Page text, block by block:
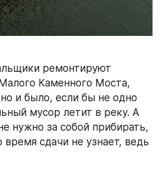
ремонтируют
Каменного Моста,
и было, если бы не одно
мусор летит в реку. А
нужно за собой прибирать,
время сдачи не узнает, ведь